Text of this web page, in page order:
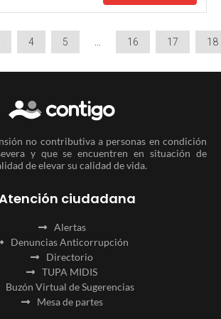
4 5 16 17 18
no contributiva a personas en condición
y que se encuentren en situación de
de elevar su calidad de vida.
ciudadana
Alertas
Denuncias Anticorrupción
Directorio
TUPA MIDIS
Buzón Virtual de Sugerencias
Mesa de partes